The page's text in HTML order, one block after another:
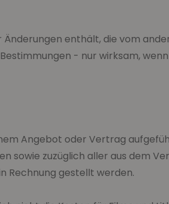
enthält, die vom
- nur wirksam,
Angebot oder Vertrag
sowie zuzüglich aller aus dem
Rechnung gestellt werden.